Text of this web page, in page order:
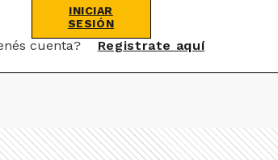
INICIAR
SESIÓN
cuenta? Registrate aquí